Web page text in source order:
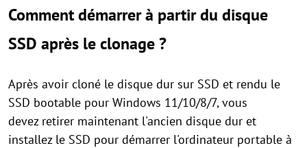
Comment démarrer à partir du disque
SSD après le clonage ?
Après avoir cloné le disque dur sur SSD et rendu le
SSD bootable pour Windows 11/10/8/7, vous
devez retirer maintenant l'ancien disque dur et
installez le SSD pour démarrer l'ordinateur portable à